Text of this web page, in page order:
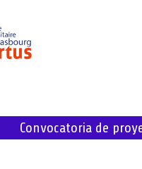
Convocatoria de